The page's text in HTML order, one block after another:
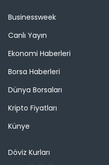
Businessweek
Canlı Yayın
Ekonomi Haberleri
Borsa Haberleri
Dünya Borsaları
Kripto Fiyatları
Künye
Döviz Kurları